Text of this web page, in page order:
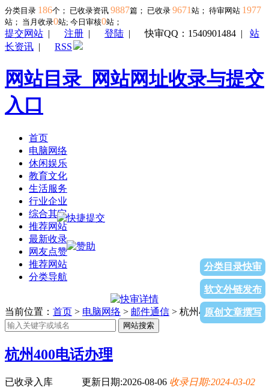
分类目录 186个； 已收录资讯 9887篇； 已收录 9671 站； 待审网站 1977
站； 当月收录0站; 今日审核0站；
提交网站 | 注册 | 登陆 |快审QQ：1540901484 | 站
长资讯 | RSS
网站目录_网站网址收录与提交
入口
首页
电脑网络
休闲娱乐
教育文化
生活服务
行业企业
综合其它
推荐网站
最新收录
网友点赞
推荐网站
分类导航
分类目录快审
软文外链发布
原创文章撰写
当前位置： 首页 > 电脑网络 > 邮件通信 > 杭州400电话办理
网站搜索
杭州400电话办理
已收录入库 更新日期:2026-08-06 收录日期:2024-03-02